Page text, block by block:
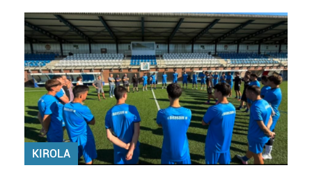
KIROLA